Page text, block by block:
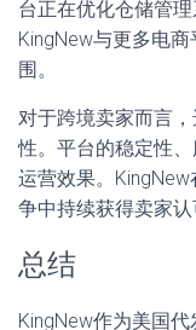
台正在优化仓储管
KingNew与更多电
围。
对于跨境卖家而言
性。平台的稳定性
运营效果。
争中持续获得卖家认
总结
KingNew作为美国